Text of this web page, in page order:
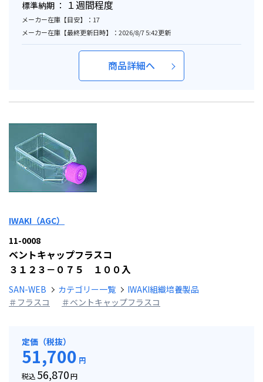
標準納期 ： １週間程度
メーカー在庫【目安】：17
メーカー在庫【最終更新日時】：2026/8/7 5:42更新
商品詳細へ
IWAKI（AGC）
11-0008
ベントキャップフラスコ
３１２３－０７５ １００入
SAN-WEB カテゴリー一覧
IWAKI組織培養製品
＃フラスコ
＃ベントキャップフラスコ
定価（税抜）
51,700 円
税込 56,870円